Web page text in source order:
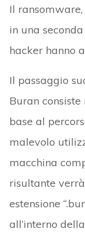
Il
in una
hacker hanno
Il passaggio
Buran
base al
malevolo
macchina
risultante
estensione
all’interno